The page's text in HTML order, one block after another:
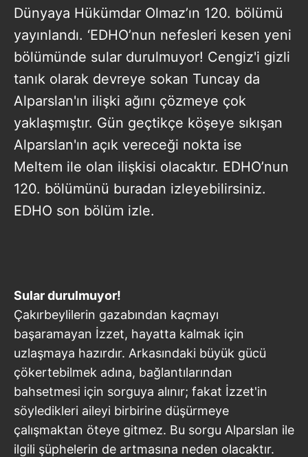
Dünyaya Hükümdar Olmaz’ın 120. bölümü
yayınlandı. ‘EDHO’nun nefesleri kesen yeni
bölümünde sular durulmuyor! Cengiz'i gizli
tanık olarak devreye sokan Tuncay da
Alparslan'ın ilişki ağını çözmeye çok
yaklaşmıştır. Gün geçtikçe köşeye sıkışan
Alparslan'ın açık vereceği nokta ise
Meltem ile olan ilişkisi olacaktır. EDHO’nun
120. bölümünü buradan izleyebilirsiniz.
EDHO son bölüm izle.
Sular durulmuyor!
Çakırbeylilerin gazabından kaçmayı
başaramayan İzzet, hayatta kalmak için
uzlaşmaya hazırdır. Arkasındaki büyük gücü
çökertebilmek adına, bağlantılarından
bahsetmesi için sorguya alınır; fakat İzzet'in
söyledikleri aileyi birbirine düşürmeye
çalışmaktan öteye gitmez. Bu sorgu Alparslan ile
ilgili şüphelerin de artmasına neden olacaktır.